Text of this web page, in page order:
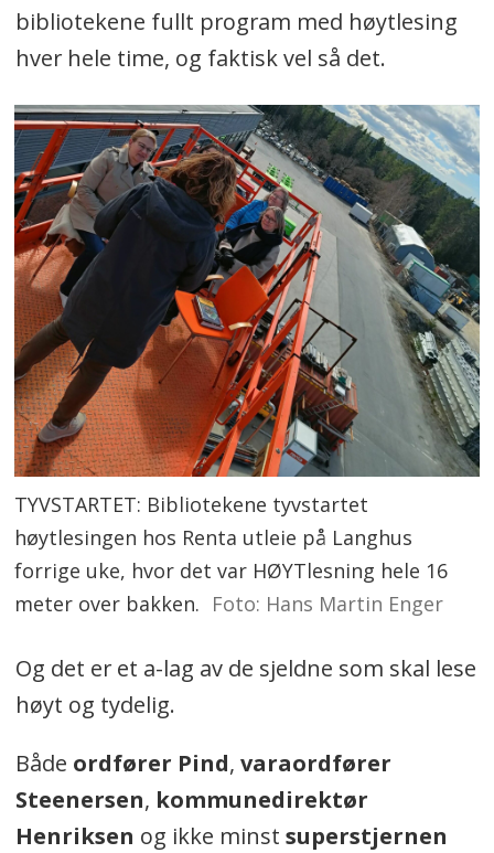
bibliotekene fullt program med høytlesing
hver hele time, og faktisk vel så det.
TYVSTARTET: Bibliotekene tyvstartet
høytlesingen hos Renta utleie på Langhus
forrige uke, hvor det var HØYTlesning hele 16
meter over bakken. Foto: Hans Martin Enger
Og det er et a-lag av de sjeldne som skal lese
høyt og tydelig.
Både ordfører Pind, varaordfører
Steenersen, kommunedirektør
Henriksen og ikke minst superstjernen